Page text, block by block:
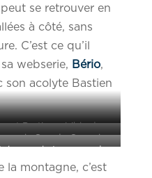
se retrouver en
à côté, sans
C’est ce qu’il
webserie, Bério,
son acolyte Bastien
et Bastien, visible dans
BERIO Ski
sur la Grande Casse lors
pour le tournage du
Ski
montagne, c’est